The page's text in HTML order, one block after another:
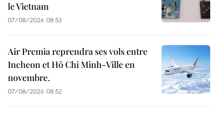
le Vietnam
07/08/2026 08:53
Air Premia reprendra ses vols entre
Incheon et Hô Chi Minh-Ville en
novembre.
07/08/2026 08:52